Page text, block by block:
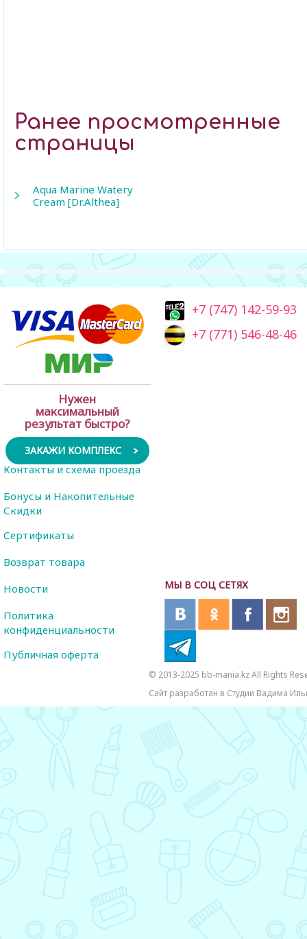
Ранее просмотренные
страницы
Aqua Marine Watery
Cream [Dr.Althea]
Нужен
максимальный
результат быстро?
ЗАКАЖИ КОМПЛЕКС
+7 (747) 142-59-93
+7 (771) 546-48-46
МЫ В СОЦ СЕТЯХ
Контакты и схема проезда
Бонусы и Накопительные
Скидки
Сертификаты
Возврат товара
Новости
Политика
конфиденциальности
Публичная оферта
© 2013-2025 bb-mania.kz All Rights
Сайт разработан в Студии Вадима